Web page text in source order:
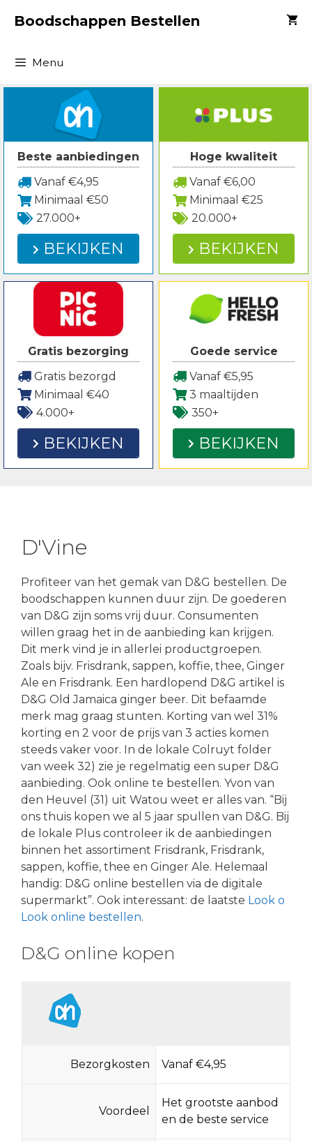
naarBoodschappen Bestellen
Menu
Beste aanbiedingen
Vanaf €4,95
Minimaal €50
27.000+
BEKIJKEN
Hoge kwaliteit
Vanaf €6,00
Minimaal €25
20.000+
BEKIJKEN
Gratis bezorging
Gratis bezorgd
Minimaal €40
4.000+
BEKIJKEN
Goede service
Vanaf €5,95
3 maaltijden
350+
BEKIJKEN
D'Vine
Profiteer van het gemak van D&G bestellen. De
boodschappen kunnen duur zijn. De goederen
van D&G zijn soms vrij duur. Consumenten
willen graag het in de aanbieding kan krijgen.
Dit merk vind je in allerlei productgroepen.
Zoals bijv. Frisdrank, sappen, koffie, thee, Ginger
Ale en Frisdrank. Een hardlopend D&G artikel is
D&G Old Jamaica ginger beer. Dit befaamde
merk mag graag stunten. Korting van wel 31%
korting en 2 voor de prijs van 3 acties komen
steeds vaker voor. In de lokale Colruyt folder
van week 32) zie je regelmatig een super D&G
aanbieding. Ook online te bestellen. Yvon van
den Heuvel (31) uit Watou weet er alles van. “Bij
ons thuis kopen we al 5 jaar spullen van D&G. Bij
de lokale Plus controleer ik de aanbiedingen
binnen het assortiment Frisdrank, Frisdrank,
sappen, koffie, thee en Ginger Ale. Helemaal
handig: D&G online bestellen via de digitale
supermarkt”. Ook interessant: de laatste Look o
Look online bestellen.
D&G online kopen
Bezorgkosten Vanaf €4,95
Voordeel
Het grootste aanbod
en de beste service